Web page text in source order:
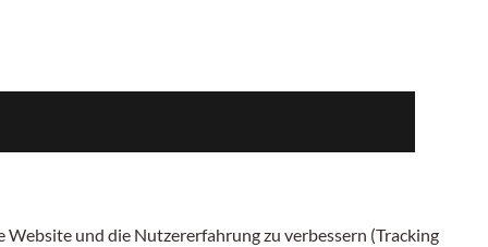
und die Nutzererfahrung zu verbessern (Tracking